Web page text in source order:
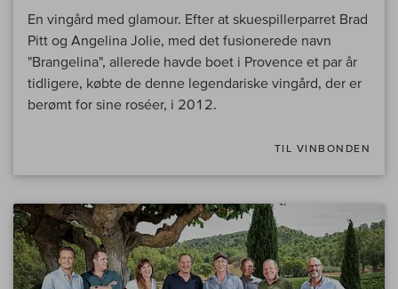
En vingård med glamour. Efter at skuespillerparret Brad
Pitt og Angelina Jolie, med det fusionerede navn
"Brangelina", allerede havde boet i Provence et par år
tidligere, købte de denne legendariske vingård, der er
berømt for sine roséer, i 2012.
TIL VINBONDEN